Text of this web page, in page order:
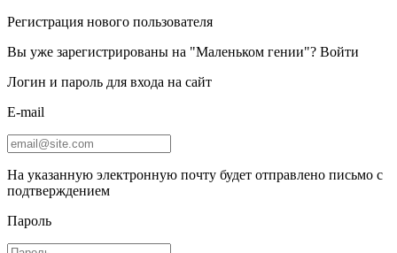
Регистрация нового пользователя
Вы уже зарегистрированы на "Маленьком гении"? Войти
Логин и пароль для входа на сайт
E-mail
На указанную электронную почту будет отправлено письмо с
подтверждением
Пароль